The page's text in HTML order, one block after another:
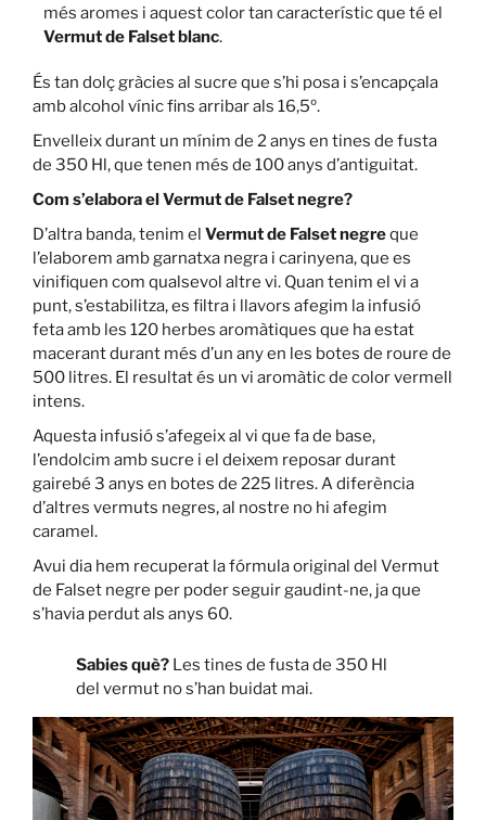
més aromes i aquest color tan característic que té el
Vermut de Falset blanc.
És tan dolç gràcies al sucre que s’hi posa i s’encapçala
amb alcohol vínic fins arribar als 16,5º.
Envelleix durant un mínim de 2 anys en tines de fusta
de 350 Hl, que tenen més de 100 anys d’antiguitat.
Com s’elabora el Vermut de Falset negre?
D’altra banda, tenim el Vermut de Falset negreque
l’elaborem amb garnatxa negra i carinyena, que es
vinifiquen com qualsevol altre vi. Quan tenim el vi a
punt, s’estabilitza, es filtra i llavors afegim la infusió
feta amb les 120 herbes aromàtiques que ha estat
macerant durant més d’un any en les botes de roure de
500 litres. El resultat és un vi aromàtic de color vermell
intens.
Aquesta infusió s’afegeix al vi que fa de base,
l’endolcim amb sucre i el deixem reposar durant
gairebé 3 anys en botes de 225 litres. A diferència
d’altres vermuts negres, al nostre no hi afegim
caramel.
Avui dia hem recuperat la fórmula original del Vermut
de Falset negre per poder seguir gaudint-ne, ja que
s’havia perdut als anys 60.
Sabies què? Les tines de fusta de 350 Hl
del vermut no s’han buidat mai.